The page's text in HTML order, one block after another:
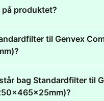
på produktet?
til Genvex
bag Standardfilter til